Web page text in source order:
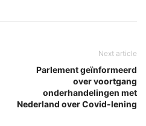
Next article
Parlement geïnformeerd
over voortgang
onderhandelingen met
Nederland over Covid-lening